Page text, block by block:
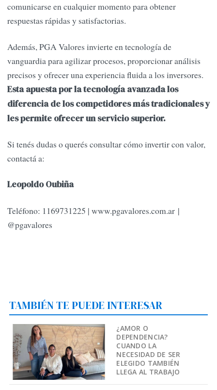
comunicarse en cualquier momento para obtener
respuestas rápidas y satisfactorias.
Además, PGA Valores invierte en tecnología de
vanguardia para agilizar procesos, proporcionar análisis
precisos y ofrecer una experiencia fluida a los inversores.
Esta apuesta por la tecnología avanzada los
diferencia de los competidores más tradicionales y
les permite ofrecer un servicio superior.
Si tenés dudas o querés consultar cómo invertir con valor,
contactá a:
Leopoldo Oubiña
Teléfono: 1169731225 | www.pgavalores.com.ar |
@pgavalores
TAMBIÉN TE PUEDE INTERESAR
¿AMOR O
DEPENDENCIA?
CUANDO LA
NECESIDAD DE SER
ELEGIDO TAMBIÉN
LLEGA AL TRABAJO